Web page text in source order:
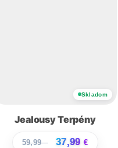
Skladom
Jealousy Terpény
59,99€ 37,99 €